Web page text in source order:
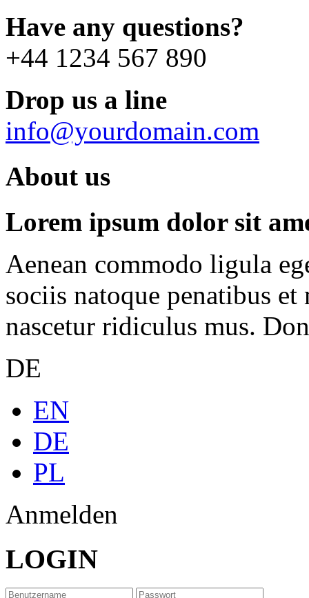
Have any questions?
+44 1234 567 890
Drop us a line
info@yourdomain.com
About us
Lorem ipsum dolor sit
Aenean commodo ligula
sociis natoque penatibus
nascetur ridiculus mus.
DE
EN
DE
PL
Anmelden
LOGIN